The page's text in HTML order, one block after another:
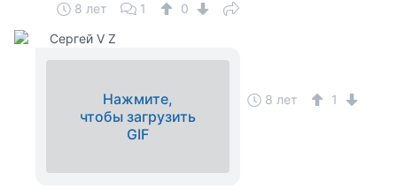
8 лет 1
0
Сергей V Z
Нажмите,
чтобы загрузить
GIF
8 лет 1